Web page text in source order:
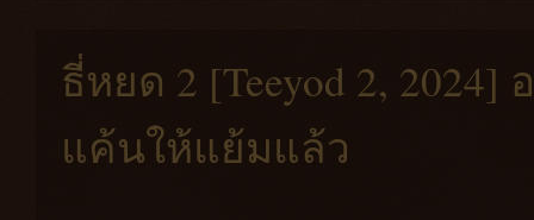
ธี่หยด 2 [Teeyod 2, 2024]
แค้นให้แย้มแล้ว